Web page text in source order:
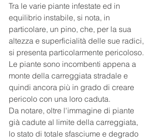
Tra le varie piante infestate ed in
equilibrio instabile, si nota, in
particolare, un pino, che, per la sua
altezza e superficialità delle sue radici,
si presenta particolarmente pericoloso.
Le piante sono incombenti appena a
monte della carreggiata stradale e
quindi ancora più in grado di creare
pericolo con una loro caduta.
Da notare, oltre l'immagine di piante
già cadute al limite della carreggiata,
lo stato di totale sfasciume e degrado